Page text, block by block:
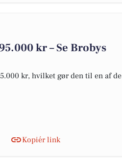
kr – Se Brobys
kr, hvilket gør den til en af de
Kopiér link